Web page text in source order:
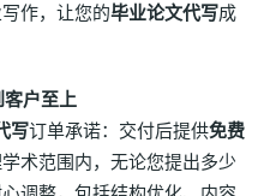
作，让您的毕业论文代写成
客户至上
写订单承诺：交付后提供免费
术范围内，无论您提出多少